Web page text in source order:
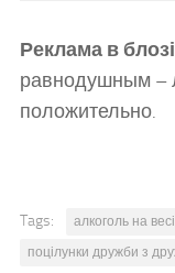
Реклама в
равнодушным –
положительно.
Tags: алкоголь на
поцілунки дружби з